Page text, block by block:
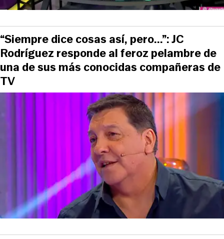
“Siempre dice cosas así, pero...”: JC
Rodríguez responde al feroz pelambre de
una de sus más conocidas compañeras de
TV